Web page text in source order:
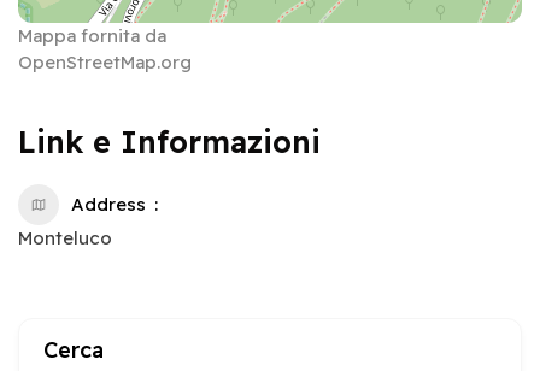
Mappa fornita da
OpenStreetMap.org
Link e Informazioni
Address
Monteluco
Cerca